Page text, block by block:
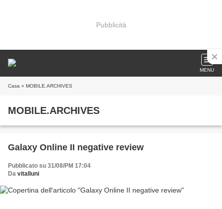
Pubblicità
MENU
Casa » MOBILE.ARCHIVES
MOBILE.ARCHIVES
Galaxy Online II negative review
Pubblicato su 31/08/PM 17:04
Da vitalluni